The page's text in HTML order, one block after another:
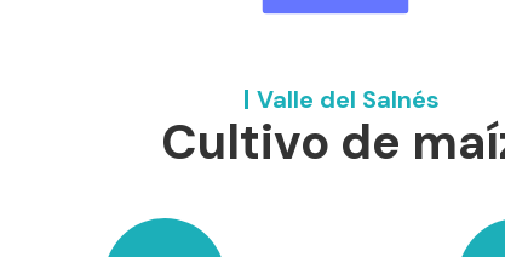
Valle del Salnés
Cultivo de